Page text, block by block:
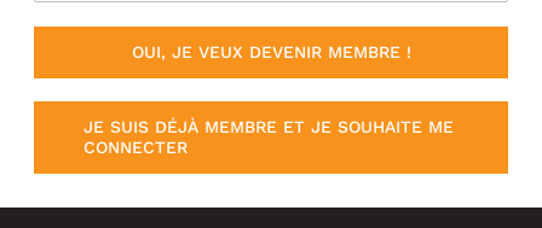
OUI, JE VEUX DEVENIR MEMBRE !
JE SUIS DÉJÀ MEMBRE ET JE SOUHAITE ME
CONNECTER